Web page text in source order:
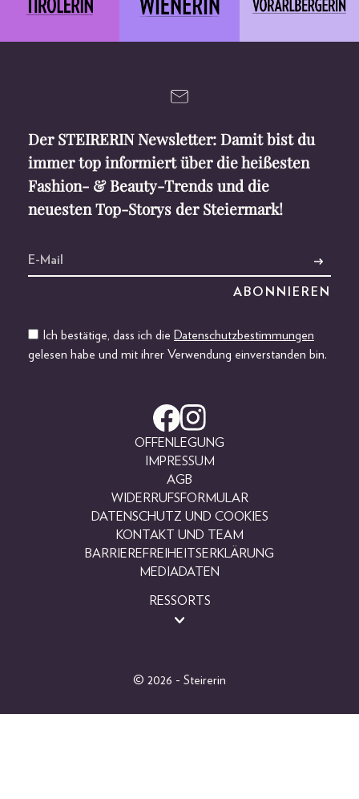
Der STEIRERIN Newsletter: Damit bist du
immer top informiert über die heißesten
Fashion- & Beauty-Trends und die
neuesten Top-Storys der Steiermark!
Ich bestätige, dass ich die Datenschutzbestimmungen
gelesen habe und mit ihrer Verwendung einverstanden bin.
OFFENLEGUNG
IMPRESSUM
AGB
WIDERRUFSFORMULAR
DATENSCHUTZ UND COOKIES
KONTAKT UND TEAM
BARRIEREFREIHEITSERKLÄRUNG
MEDIADATEN
RESSORTS
© 2026 - Steirerin